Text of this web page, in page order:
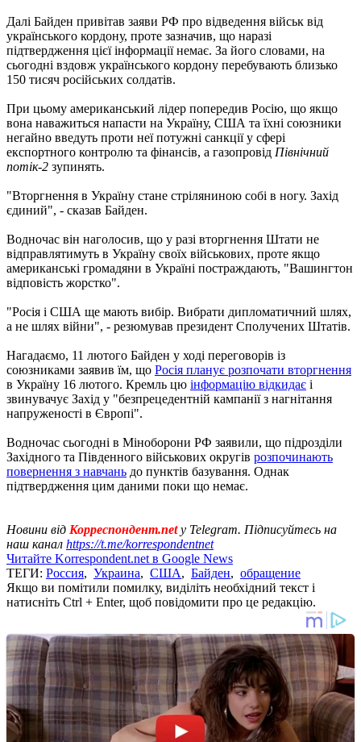
Далі Байден привітав заяви РФ про відведення військ від
українського кордону, проте зазначив, що наразі
підтвердження цієї інформації немає. За його словами, на
сьогодні вздовж українського кордону перебувають близько
150 тисяч російських солдатів.
При цьому американський лідер попередив Росію, що якщо
вона наважиться напасти на Україну, США та їхні союзники
негайно введуть проти неї потужні санкції у сфері
експортного контролю та фінансів, а газопровід Північний
потік-2 зупинять.
"Вторгнення в Україну стане стріляниною собі в ногу. Захід
єдиний", - сказав Байден.
Водночас він наголосив, що у разі вторгнення Штати не
відправлятимуть в Україну своїх військових, проте якщо
американські громадяни в Україні постраждають, "Вашингтон
відповість жорстко".
"Росія і США ще мають вибір. Вибрати дипломатичний шлях,
а не шлях війни", - резюмував президент Сполучених Штатів.
Нагадаємо, 11 лютого Байден у ході переговорів із
союзниками заявив їм, що Росія планує розпочати вторгнення
в Україну 16 лютого. Кремль цю інформацію відкидає і
звинувачує Захід у "безпрецедентній кампанії з нагнітання
напруженості в Європі".
Водночас сьогодні в Міноборони РФ заявили, що підрозділи
Західного та Південного військових округів розпочинають
повернення з навчань до пунктів базування. Однак
підтвердження цим даними поки що немає.
Новини від Корреспондент.netу Telegram. Підписуйтесь на
наш канал https://t.me/korrespondentnet
Читайте Korrespondent.net в Google News
ТЕГИ: Россия, Украина, США, Байден, обращение
Якщо ви помітили помилку, виділіть необхідний текст і
натисніть Ctrl + Enter, щоб повідомити про це редакцію.